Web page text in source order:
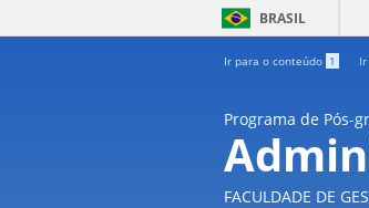
BRASIL
Ir para o conteúdo 1
Programa de Pós-
FACULDADE DE